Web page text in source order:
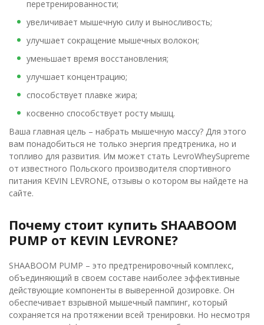
перетренированности;
увеличивает мышечную силу и выносливость;
улучшает сокращение мышечных волокон;
уменьшает время восстановления;
улучшает концентрацию;
способствует плавке жира;
косвенно способствует росту мышц.
Ваша главная цель – набрать мышечную массу? Для этого
вам понадобиться не только энергия предтреника, но и
топливо для развития. Им может стать LevroWheySupreme
от известного Польского производителя спортивного
питания KEVIN LEVRONE, отзывы о котором вы найдете на
сайте.
Почему стоит купить SHAABOOM
PUMP от KEVIN LEVRONE?
SHAABOOM PUMP – это предтренировочный комплекс,
объединяющий в своем составе наиболее эффективные
действующие компоненты в выверенной дозировке. Он
обеспечивает взрывной мышечный пампинг, который
сохраняется на протяжении всей тренировки. Но несмотря